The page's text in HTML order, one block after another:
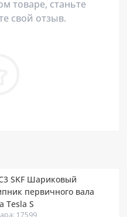
товаре, станьте
свой отзыв.
SKF Шариковый
первичного вала
Tesla S
17599